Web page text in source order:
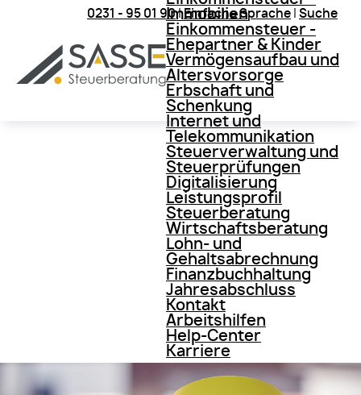
0231 - 95 01 90|Einfache Sprache Suche
Immobilien
Einkommensteuer -
Ehepartner & Kinder
Vermögensaufbau und
Altersvorsorge
Erbschaft und
Schenkung
Internet und
Telekommunikation
Steuerverwaltung und
Steuerprüfungen
Digitalisierung
Leistungsprofil
Steuerberatung
Wirtschaftsberatung
Lohn- und
Gehaltsabrechnung
Finanzbuchhaltung
Jahresabschluss
Kontakt
Arbeitshilfen
Help-Center
Karriere